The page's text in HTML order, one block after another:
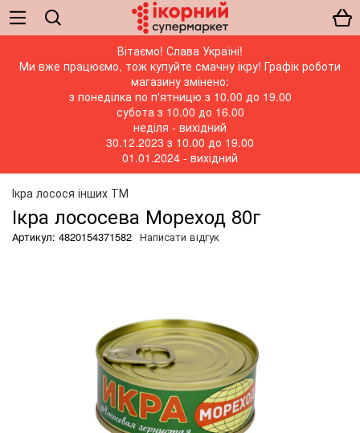
Вітаємо! Слава Україні!
Ми вже працюємо, тож купуйте смачну ікру! Графік роботи
магазину змінено:
з понеділка по п'ятницю з 10.00 до 19.00
субота з 10.00 до 16.00
неділя - вихідний
30.12.2023 з 10.00 до 19.00
01.01.2024 - вихідний
Ікра лосося інших ТМ
Ікра лососева Мореход 80г
Артикул: 4820154371582 Написати відгук